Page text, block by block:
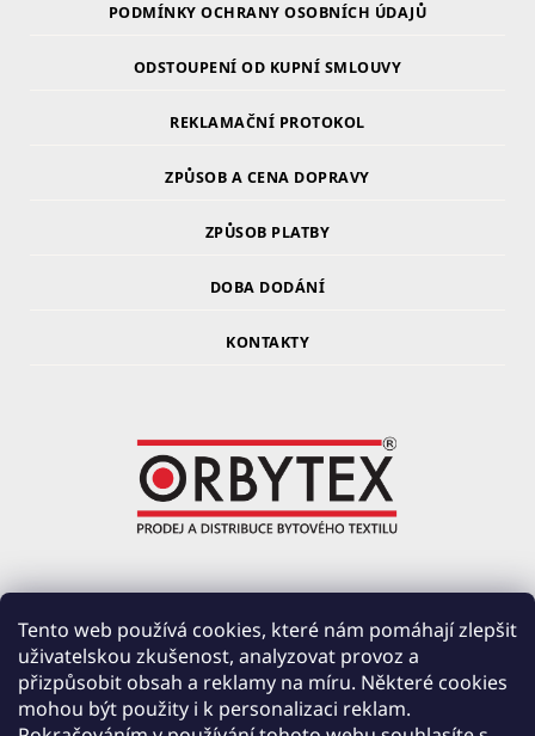
Tento web používá cookies, které nám pomáhají zlepšit
uživatelskou zkušenost, analyzovat provoz a
přizpůsobit obsah a reklamy na míru. Některé cookies
mohou být použity i k personalizaci reklam.
PODMÍNKY OCHRANY OSOBNÍCH ÚDAJŮ
ODSTOUPENÍ OD KUPNÍ SMLOUVY
REKLAMAČNÍ PROTOKOL
ZPŮSOB A CENA DOPRAVY
ZPŮSOB PLATBY
DOBA DODÁNÍ
KONTAKTY
PRŮMYSLOVÁ 220, ČERVENÉ ZÁHOŘÍ
391 37 CHOTOVINY
IČ: 28138252